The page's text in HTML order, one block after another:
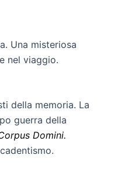
Una misteriosa
nel viaggio.
della memoria. La
guerra della
Domini.